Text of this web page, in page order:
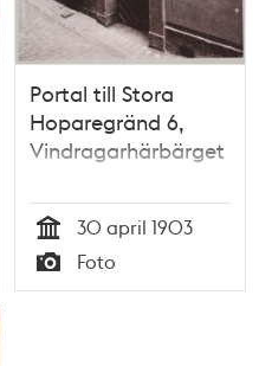
Portal till Stora
Hoparegränd 6,
Vindragarhärbärget
Tid
30 april 1903
Typ
Foto